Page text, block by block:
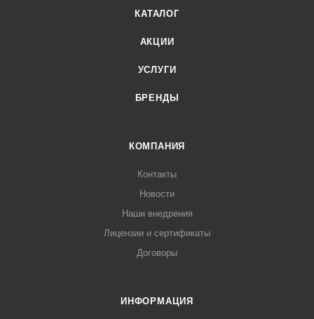
КАТАЛОГ
АКЦИИ
УСЛУГИ
БРЕНДЫ
КОМПАНИЯ
Контакты
Новости
Наши внедрения
Лицензии и сертификаты
Договоры
ИНФОРМАЦИЯ